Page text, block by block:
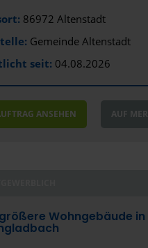
86972 Altenstadt
Gemeinde Altenstadt
seit: 04.08.2026
ANSEHEN AUF
Wohngebäude in